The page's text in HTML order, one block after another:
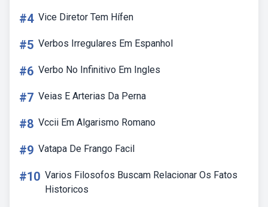
#4 Vice Diretor Tem Hífen
#5 Verbos Irregulares Em Espanhol
#6 Verbo No Infinitivo Em Ingles
#7 Veias E Arterias Da Perna
#8 Vccii Em Algarismo Romano
#9 Vatapa De Frango Facil
#10 Varios Filosofos Buscam Relacionar Os Fatos
Historicos